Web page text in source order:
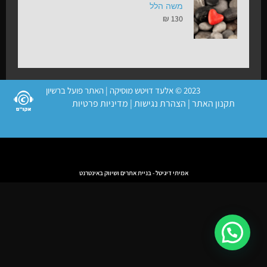
משה הלל
₪ 130
2023 © אלעד דויטש מוסיקה | האתר פועל ברשיון
תקנון האתר| הצהרת נגישות| מדיניות פרטיות
אמיתי דיגיטל - בניית אתרים ושיווק באינטרנט